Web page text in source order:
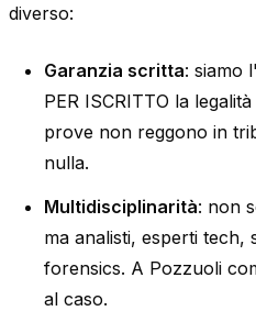
diverso:
Garanzia scritta: siamo
PER ISCRITTO la
prove non reggono in
nulla.
Multidisciplinarità: non
ma analisti, esperti tech,
forensics. A Pozzuoli
al caso.